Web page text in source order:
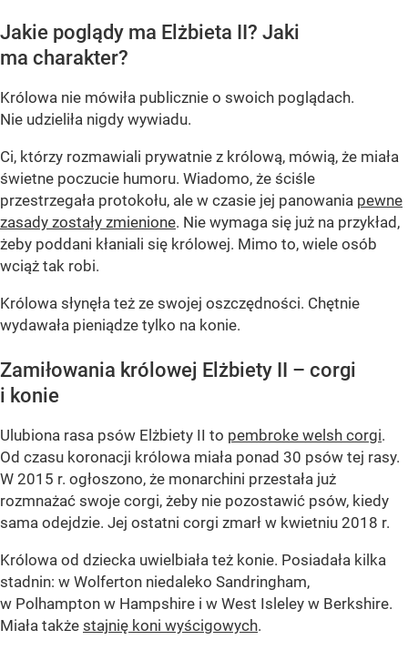
Jakie poglądy ma Elżbieta II? Jaki
ma charakter?
Królowa nie mówiła publicznie o swoich poglądach.
Nie udzieliła nigdy wywiadu.
Ci, którzy rozmawiali prywatnie z królową, mówią, że miała
świetne poczucie humoru. Wiadomo, że ściśle
przestrzegała protokołu, ale w czasie jej panowania pewne
zasady zostały zmienione. Nie wymaga się już na przykład,
żeby poddani kłaniali się królowej. Mimo to, wiele osób
wciąż tak robi.
Królowa słynęła też ze swojej oszczędności. Chętnie
wydawała pieniądze tylko na konie.
Zamiłowania królowej Elżbiety II – corgi
i konie
Ulubiona rasa psów Elżbiety II to pembroke welsh corgi.
Od czasu koronacji królowa miała ponad 30 psów tej rasy.
W 2015 r. ogłoszono, że monarchini przestała już
rozmnażać swoje corgi, żeby nie pozostawić psów, kiedy
sama odejdzie. Jej ostatni corgi zmarł w kwietniu 2018 r.
Królowa od dziecka uwielbiała też konie. Posiadała kilka
stadnin: w Wolferton niedaleko Sandringham,
w Polhampton w Hampshire i w West Isleley w Berkshire.
Miała także stajnię koni wyścigowych.